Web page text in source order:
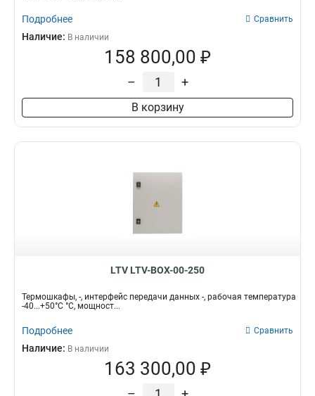
Подробнее Сравнить
Наличие: В наличии
158 800,00 ₽
– +
В корзину
LTV LTV-BOX-00-250
Термошкафы, -, интерфейс передачи данных -, рабочая температура
-40...+50°C °C, мощност...
Подробнее Сравнить
Наличие: В наличии
163 300,00 ₽